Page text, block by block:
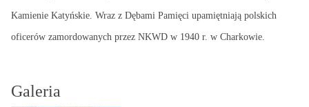
Kamienie Katyńskie. Wraz z Dębami Pamięci upamiętniają polskich
oficerów zamordowanych przez NKWD w 1940 r. w Charkowie.
Galeria